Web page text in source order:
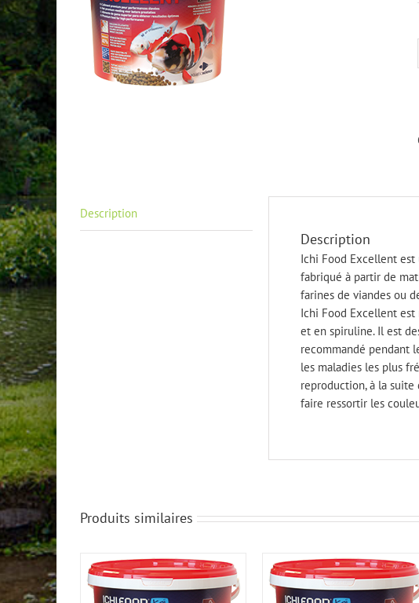
Description
Description
Ichi Food Excellent est
fabriqué à partir de
farines de viandes ou
Ichi Food Excellent est
et en spiruline. Il est
recommandé pendant
les maladies les plus
reproduction, à la suite
faire ressortir les
Produits similaires